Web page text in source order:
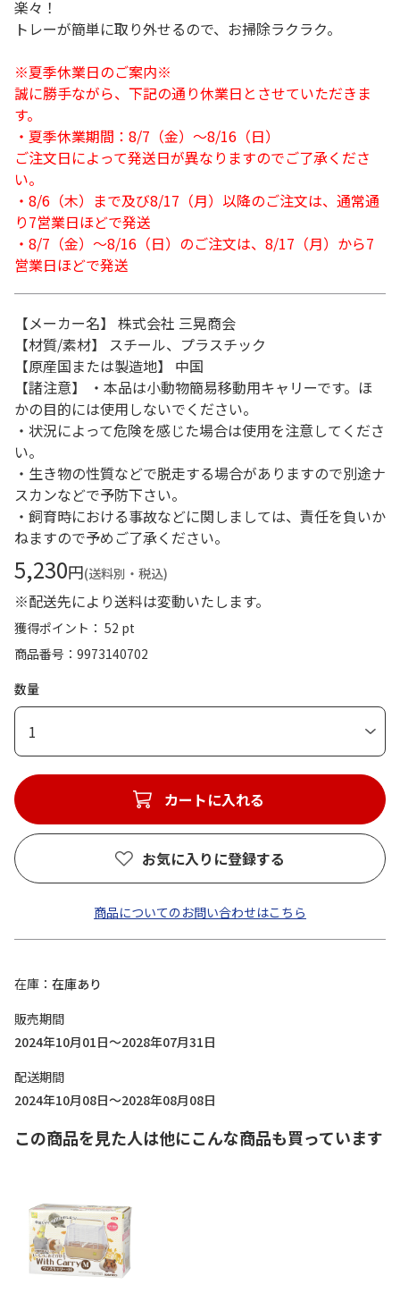
楽々！
トレーが簡単に取り外せるので、お掃除ラクラク。
※夏季休業日のご案内※
誠に勝手ながら、下記の通り休業日とさせていただきま
す。
・夏季休業期間：8/7（金）～8/16（日）
ご注文日によって発送日が異なりますのでご了承くださ
い。
・8/6（木）まで及び8/17（月）以降のご注文は、通常通
り7営業日ほどで発送
・8/7（金）～8/16（日）のご注文は、8/17（月）から7
営業日ほどで発送
【メーカー名】 株式会社 三晃商会
【材質/素材】 スチール、プラスチック
【原産国または製造地】 中国
【諸注意】 ・本品は小動物簡易移動用キャリーです。ほ
かの目的には使用しないでください。
・状況によって危険を感じた場合は使用を注意してくださ
い。
・生き物の性質などで脱走する場合がありますので別途ナ
スカンなどで予防下さい。
・飼育時における事故などに関しましては、責任を負いか
ねますので予めご了承ください。
5,230円(送料別・税込)
※配送先により送料は変動いたします。
獲得ポイント： 52 pt
商品番号
9973140702
数量
1
カートに入れる
お気に入りに登録する
商品についてのお問い合わせはこちら
在庫
在庫あり
販売期間
2024年10月01日～2028年07月31日
配送期間
2024年10月08日～2028年08月08日
この商品を見た人は他にこんな商品も買っています